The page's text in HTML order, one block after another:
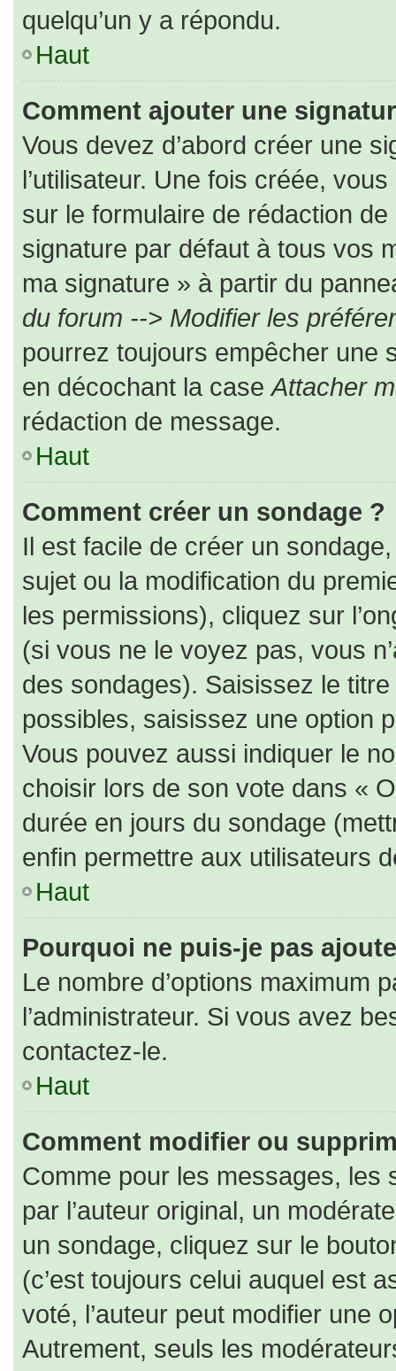
quelqu’un y a répondu.
Haut
Comment ajouter une
Vous devez d’abord créer une
l’utilisateur. Une fois créée,
sur le formulaire de rédaction
signature par défaut à tous vos
ma signature » à partir du
du forum --> Modifier les
pourrez toujours empêcher une
en décochant la caseAttacher
rédaction de message.
Haut
Comment créer un sondage ?
Il est facile de créer un
sujet ou la modification du
les permissions), cliquez sur
(si vous ne le voyez pas, vous
des sondages). Saisissez le
possibles, saisissez une option
Vous pouvez aussi indiquer le
choisir lors de son vote dans «
durée en jours du sondage
enfin permettre aux utilisateurs
Haut
Pourquoi ne puis-je pas
Le nombre d’options maximum
l’administrateur. Si vous avez
contactez-le.
Haut
Comment modifier ou
Comme pour les messages, les
par l’auteur original, un
un sondage, cliquez sur le
(c’est toujours celui auquel est
voté, l’auteur peut modifier une
Autrement, seuls les